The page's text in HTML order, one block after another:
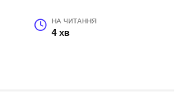
НА ЧИТАННЯ
4 хв